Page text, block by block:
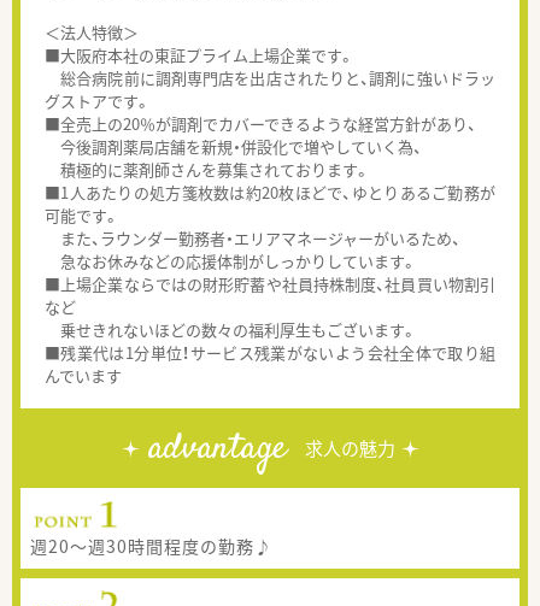
＜法人特徴＞
■大阪府本社の東証プライム上場企業です。
総合病院前に調剤専門店を出店されたりと、調剤に強いドラッ
グストアです。
■全売上の20％が調剤でカバーできるような経営方針があり、
今後調剤薬局店舗を新規・併設化で増やしていく為、
積極的に薬剤師さんを募集されております。
■1人あたりの処方箋枚数は約20枚ほどで、ゆとりあるご勤務が
可能です。
また、ラウンダー勤務者・エリアマネージャーがいるため、
急なお休みなどの応援体制がしっかりしています。
■上場企業ならではの財形貯蓄や社員持株制度、社員買い物割引
など
乗せきれないほどの数々の福利厚生もございます。
■残業代は1分単位！サービス残業がないよう会社全体で取り組
んでいます
advantage 求人の魅力
週20～週30時間程度の勤務♪